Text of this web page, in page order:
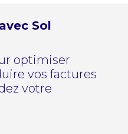
Sol
optimiser
vos factures
votre